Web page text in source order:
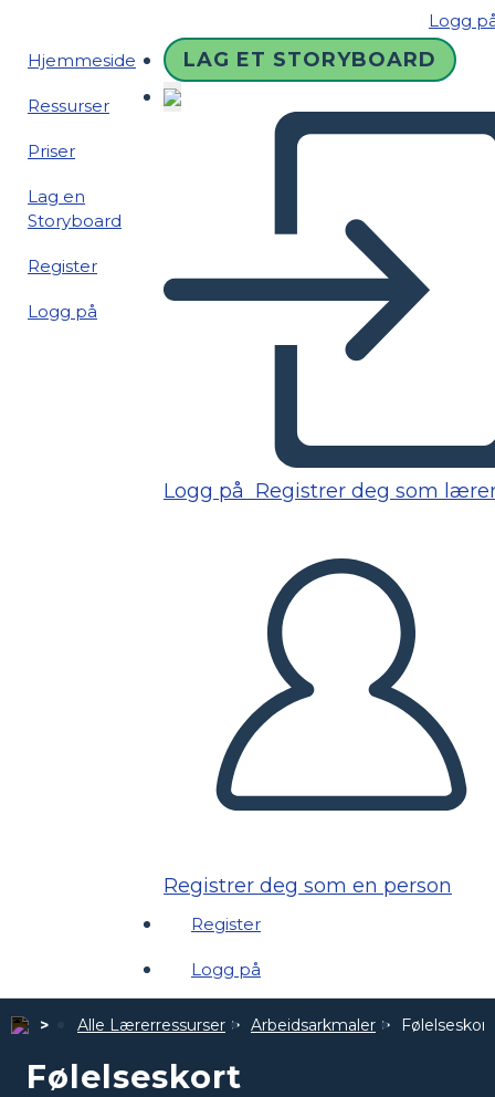
Logg
Hjemmeside
Ressurser
Priser
Lag en
Storyboard
Register
Logg på
LAG ET STORYBOARD
Logg på Registrer deg som
Registrer deg som en person
Register
Logg på
Alle Lærerressurser Arbeidsarkmaler Følelseskort
Følelseskort